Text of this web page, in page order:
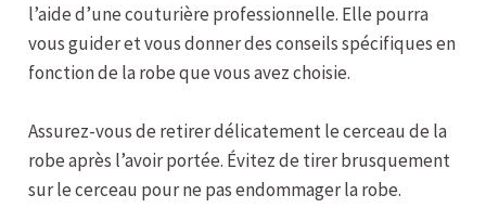
l’aide d’une couturière professionnelle. Elle pourra
vous guider et vous donner des conseils spécifiques en
fonction de la robe que vous avez choisie.
Assurez-vous de retirer délicatement le cerceau de la
robe après l’avoir portée. Évitez de tirer brusquement
sur le cerceau pour ne pas endommager la robe.